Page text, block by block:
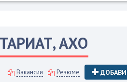
АХО
Вакансии Резюме